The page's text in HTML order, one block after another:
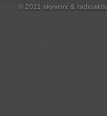
© 2011 skyworx &